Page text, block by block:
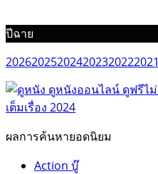
ปีฉาย
202620252024202320222021
ผลการค้นหายอดนิยม
Action บู๊